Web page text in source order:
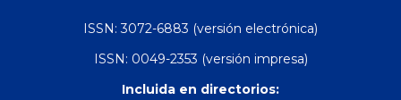
ISSN: 3072-6883 (versión electrónica)
ISSN: 0049-2353 (versión impresa)
Incluida en directorios: